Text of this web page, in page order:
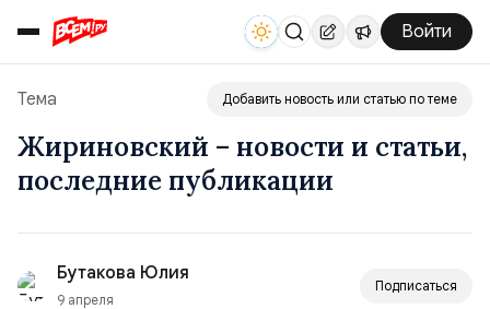
Войти
Тема Добавить новость или статью по теме
Жириновский – новости и статьи,
последние публикации
Бутакова Юлия
9 апреля
Подписаться